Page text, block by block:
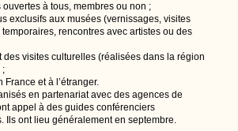
à tous, membres ou non ;
aux musées (vernissages, visites
rencontres avec artistes ou des
visites culturelles (réalisées dans la région
;
et à l’étranger.
en partenariat avec des agences de
appel à des guides conférenciers
Ils ont lieu généralement en septembre.